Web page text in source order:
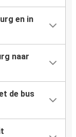
en in
naar
de bus